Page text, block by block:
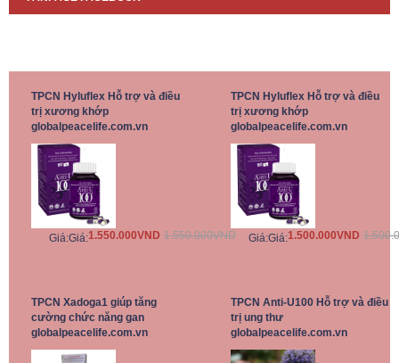
TPCN Hyluflex Hỗ trợ và điều
trị xương khớp
globalpeacelife.com.vn
Giá:Giá:1.550.000VND 1.550.000VND
TPCN Hyluflex Hỗ trợ và điều
trị xương khớp
globalpeacelife.com.vn
Giá:Giá:1.500.000VND
TPCN Xadoga1 giúp tăng
cường chức năng gan
globalpeacelife.com.vn
TPCN Anti-U100 Hỗ trợ và điều
trị ung thư
globalpeacelife.com.vn